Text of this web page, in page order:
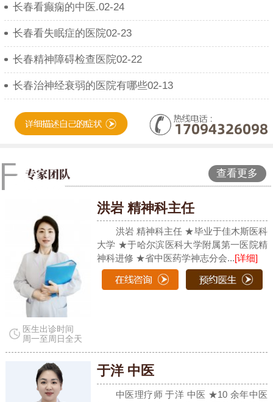
长春看癫痫的中医.02-24
长春看失眠症的医院02-23
长春精神障碍检查医院02-22
长春治神经衰弱的医院有哪些02-13
查看更多
医生出诊时间
周一至周日全天
洪岩 精神科主任
洪岩 精神科主任 ★毕业于佳木斯医科
大学 ★于哈尔滨医科大学附属第一医院精
神科进修 ★省中医药学神志分会...[详细]
于洋 中医
中医理疗师 于洋 中医 ★10 余年中医